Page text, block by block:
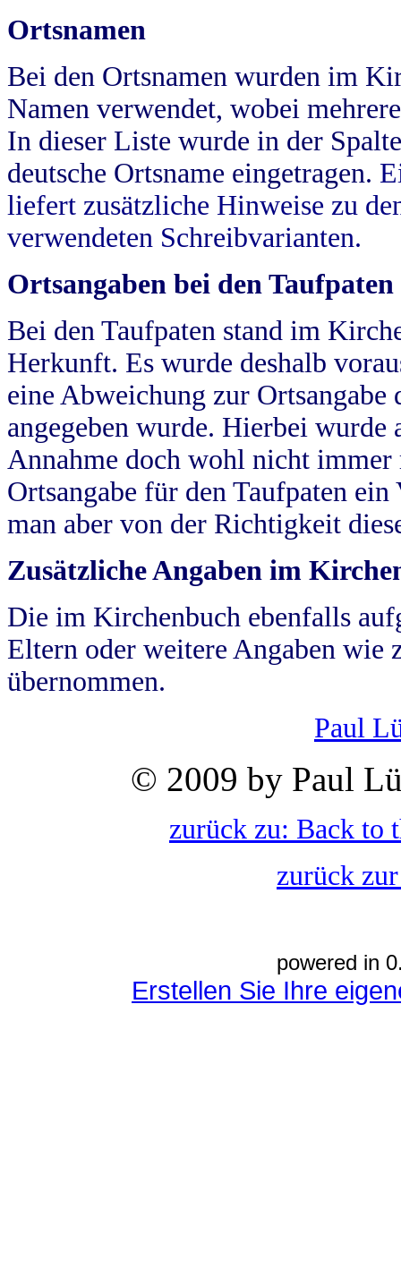
Ortsnamen
Bei den Ortsnamen wurden im
Namen verwendet, wobei
In dieser Liste wurde in der
deutsche Ortsname eingetragen.
liefert zusätzliche Hinweise zu
verwendeten Schreibvarianten.
Ortsangaben bei den Taufpaten
Bei den Taufpaten stand im
Herkunft. Es wurde deshalb
eine Abweichung zur
angegeben wurde. Hierbei wurde
Annahme doch wohl nicht
Ortsangabe für den Taufpaten
man aber von der Richtigkeit
Zusätzliche Angaben im
Die im Kirchenbuch ebenfalls
Eltern oder weitere Angaben wie
übernommen.
Paul
© 2009 by Paul
zurück zu: Back to
zurück
powered in
Erstellen Sie Ihre